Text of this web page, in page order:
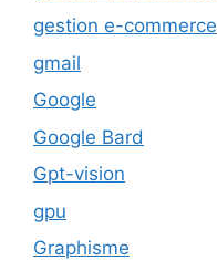
gestion e-commerce
gmail
Google
Google Bard
Gpt-vision
gpu
Graphisme